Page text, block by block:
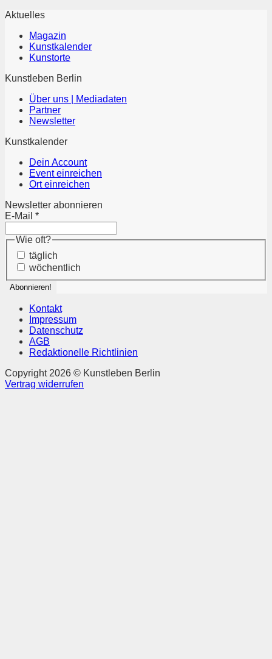
Aktuelles
Magazin
Kunstkalender
Kunstorte
Kunstleben Berlin
Über uns | Mediadaten
Partner
Newsletter
Kunstkalender
Dein Account
Event einreichen
Ort einreichen
Newsletter abonnieren
E-Mail *
Wie oft?
täglich
wöchentlich
Kontakt
Impressum
Datenschutz
AGB
Redaktionelle Richtlinien
Copyright 2026 © Kunstleben Berlin
Vertrag widerrufen